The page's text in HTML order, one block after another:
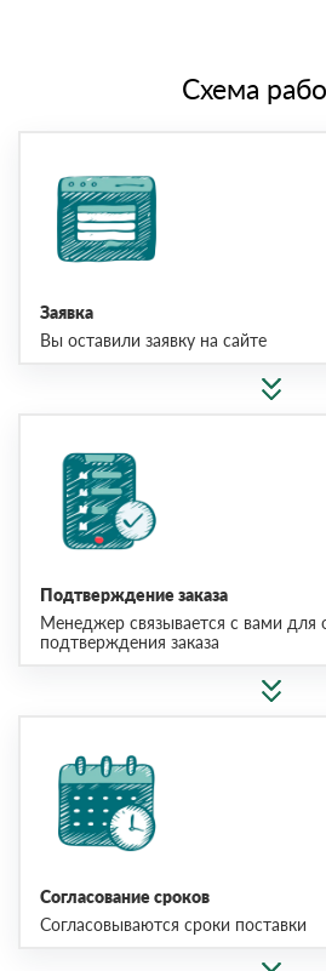
Схема
Заявка
Вы оставили заявку на сайте
Подтверждение заказа
Менеджер связывается с вами для
подтверждения заказа
Согласование сроков
Согласовываются сроки поставки